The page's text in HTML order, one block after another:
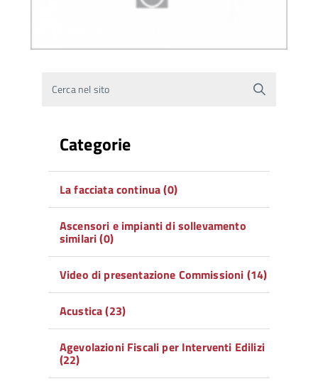
Cerca nel sito
Categorie
La facciata continua (0)
Ascensori e impianti di sollevamento
similari (0)
Video di presentazione Commissioni (14)
Acustica (23)
Agevolazioni Fiscali per Interventi Edilizi
(22)